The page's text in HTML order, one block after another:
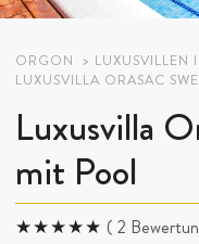
ORGON
LUXUSVILLEN
LUXUSVILLA ORASAC
Luxusvilla
mit Pool
( 2